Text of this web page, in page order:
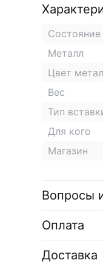
Состояние
Металл
Цвет
Вес
Тип
Для кого
Магазин
Вопросы
Оплата
Доставка